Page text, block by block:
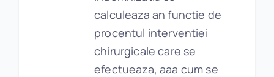
calculeaza an functie de
procentul interventiei
chirurgicale care se
efectueaza, aaa cum se